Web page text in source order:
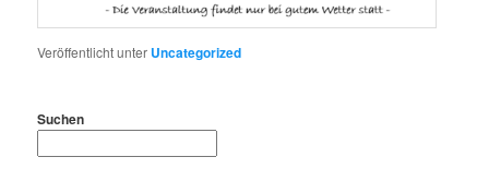
Veröffentlicht unter Uncategorized
Suchen